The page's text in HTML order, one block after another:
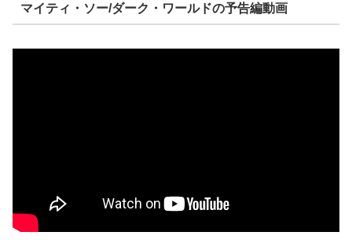
マイティ・ソー/ダーク・ワールドの予告編動画